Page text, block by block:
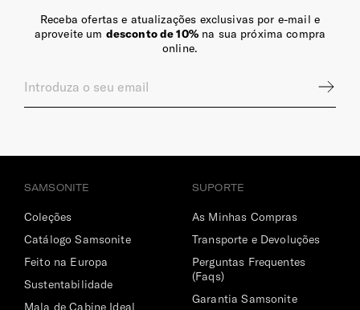
Receba ofertas e atualizações exclusivas por e-mail e
aproveite um desconto de 10%na sua próxima compra
online.
SAMSONITE
Coleções
Catálogo Samsonite
Feito na Europa
Sustentabilidade
Mala de Cabine Ideal
SUPORTE
As Minhas Compras
Transporte e Devoluções
Perguntas Frequentes
(Faqs)
Garantia Samsonite